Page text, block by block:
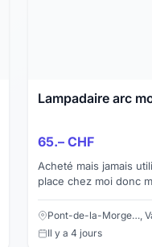
Lampadaire arc
65.– CHF
Acheté mais jamais
place chez moi donc
Pont-de-la-Morge…,
Il y a 4 jours